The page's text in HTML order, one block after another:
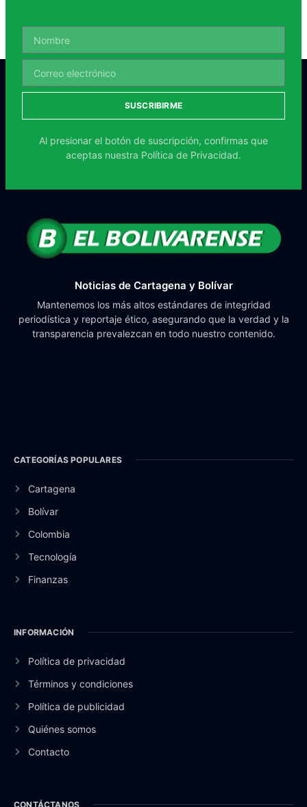
SUSCRIBIRME
Al presionar el botón de suscripción, confirmas que
aceptas nuestra Política de Privacidad.
Noticias de Cartagena y Bolívar
Mantenemos los más altos estándares de integridad
periodística y reportaje ético, asegurando que la verdad y la
transparencia prevalezcan en todo nuestro contenido.
CATEGORÍAS POPULARES
Cartagena
Bolívar
Colombia
Tecnología
Finanzas
INFORMACIÓN
Política de privacidad
Términos y condiciones
Política de publicidad
Quiénes somos
Contacto
CONTÁCTANOS